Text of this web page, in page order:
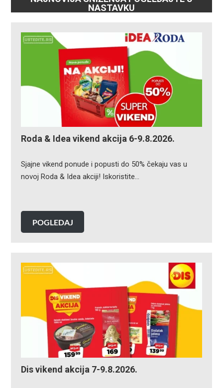
NASTAVKU
Roda & Idea vikend akcija 6-9.8.2026.
Sjajne vikend ponude i popusti do 50% čekaju vas u
novoj Roda & Idea akciji! Iskoristite…
POGLEDAJ
Dis vikend akcija 7-9.8.2026.